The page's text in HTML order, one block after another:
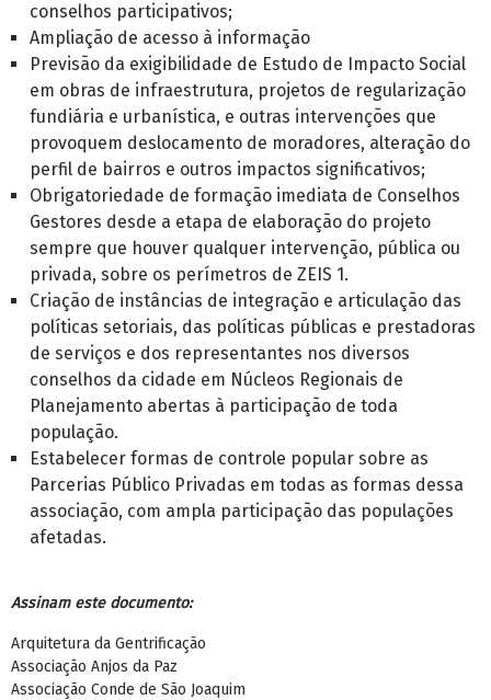
conselhos participativos;
Ampliação de acesso à informação
Previsão da exigibilidade de Estudo de Impacto Social
em obras de infraestrutura, projetos de regularização
fundiária e urbanística, e outras intervenções que
provoquem deslocamento de moradores, alteração do
perfil de bairros e outros impactos significativos;
Obrigatoriedade de formação imediata de Conselhos
Gestores desde a etapa de elaboração do projeto
sempre que houver qualquer intervenção, pública ou
privada, sobre os perímetros de ZEIS 1.
Criação de instâncias de integração e articulação das
políticas setoriais, das políticas públicas e prestadoras
de serviços e dos representantes nos diversos
conselhos da cidade em Núcleos Regionais de
Planejamento abertas à participação de toda
população.
Estabelecer formas de controle popular sobre as
Parcerias Público Privadas em todas as formas dessa
associação, com ampla participação das populações
afetadas.
Assinam este documento:
Arquitetura da Gentrificação
Associação Anjos da Paz
Associação Conde de São Joaquim